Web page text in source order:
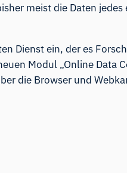
meist die Daten
Dienst ein, der es
Modul „Online Data
die Browser und